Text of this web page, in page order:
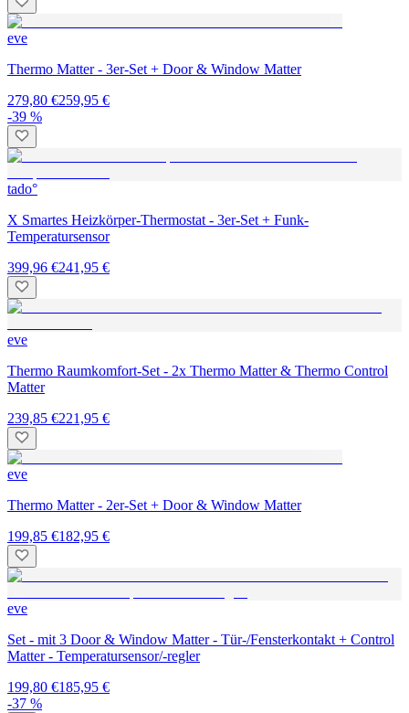
eve
Thermo Matter - 3er-Set + Door & Window Matter
279,80 €259,95 €
-39 %
tado°
X Smartes Heizkörper-Thermostat - 3er-Set + Funk-
Temperatursensor
399,96 €241,95 €
eve
Thermo Raumkomfort-Set - 2x Thermo Matter & Thermo Control
Matter
239,85 €221,95 €
eve
Thermo Matter - 2er-Set + Door & Window Matter
199,85 €182,95 €
eve
Set - mit 3 Door & Window Matter - Tür-/Fensterkontakt + Control
Matter - Temperatursensor/-regler
199,80 €185,95 €
-37 %